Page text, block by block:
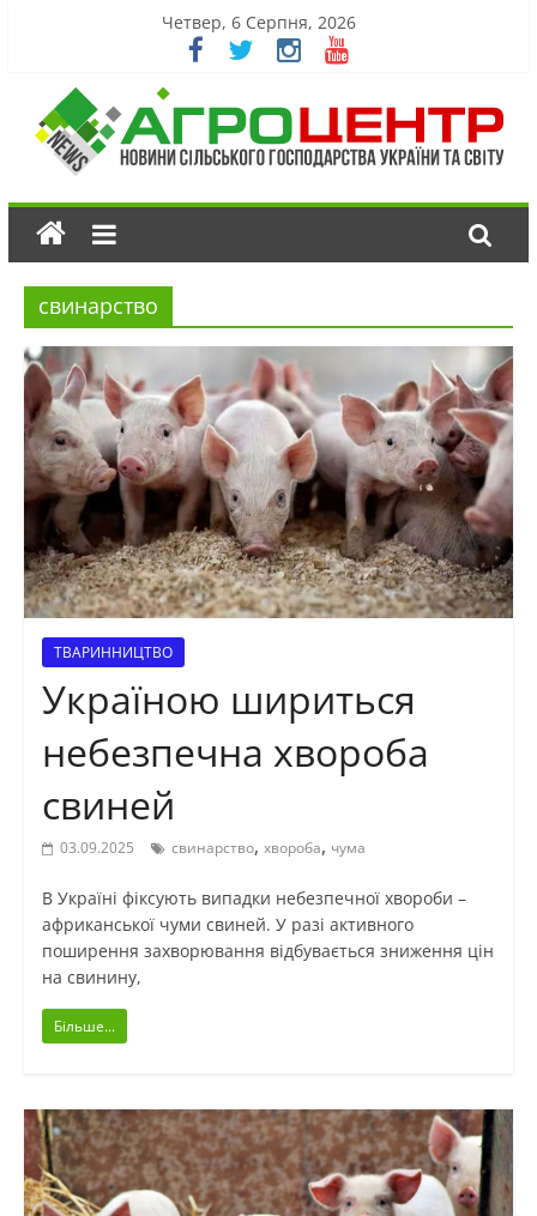
Четвер, 6 Серпня, 2026
свинарство
ТВАРИННИЦТВО
Україною шириться
небезпечна хвороба
свиней
03.09.2025 свинарство, хвороба, чума
В Україні фіксують випадки небезпечної хвороби –
африканської чуми свиней. У разі активного
поширення захворювання відбувається зниження цін
на свинину,
Більше...